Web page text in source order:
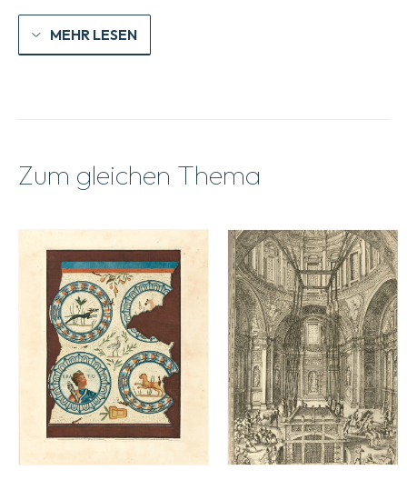
MEHR LESEN
Zum gleichen Thema